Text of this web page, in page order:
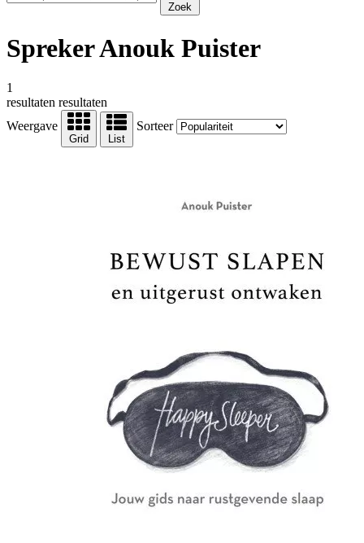
Zoek
Spreker Anouk Puister
1
resultaten resultaten
Weergave
Grid List
Sorteer